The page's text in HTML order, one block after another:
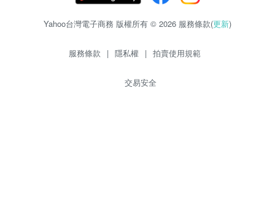
Yahoo台灣電子商務 版權所有 © 2026 服務條款(更新)
服務條款 | 隱私權 | 拍賣使用規範
交易安全